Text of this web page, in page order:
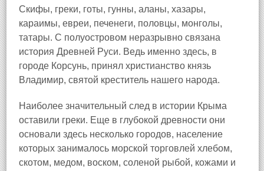
Скифы, греки, готы, гунны, аланы, хазары,
караимы, евреи, печенеги, половцы, монголы,
татары. С полуостровом неразрывно связана
история Древней Руси. Ведь именно здесь, в
городе Корсунь, принял христианство князь
Владимир, святой креститель нашего народа.
Наиболее значительный след в истории Крыма
оставили греки. Еще в глубокой древности они
основали здесь несколько городов, население
которых занималось морской торговлей хлебом,
скотом, медом, воском, соленой рыбой, кожами и